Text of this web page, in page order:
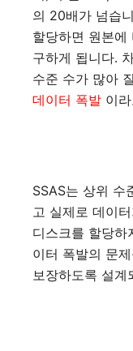
의 20배가 넘습
할당하면 원본에
구하게 됩니다.
수준 수가 많아
데이터 폭발 이
SSAS는 상위 수
고 실제로 데이
디스크를 할당하
이터 폭발의 문
보장하도록 설계